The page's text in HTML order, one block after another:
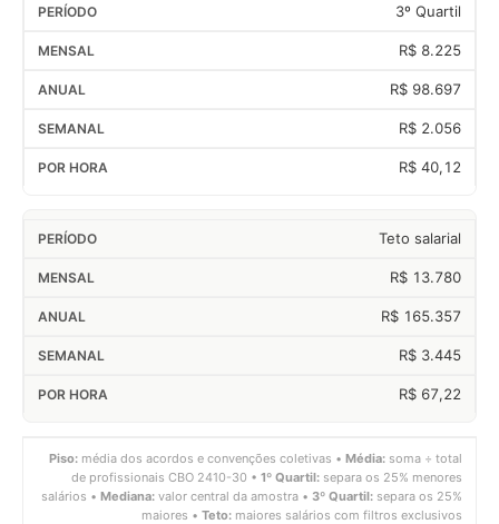
3º Quartil
R$ 8.225
R$ 98.697
R$ 2.056
R$ 40,12
Teto salarial
R$ 13.780
R$ 165.357
R$ 3.445
R$ 67,22
Piso: média dos acordos e convenções coletivas • Média: soma ÷ total
de profissionais CBO 2410-30 • 1º Quartil: separa os 25% menores
salários • Mediana: valor central da amostra • 3º Quartil: separa os 25%
maiores • Teto: maiores salários com filtros exclusivos